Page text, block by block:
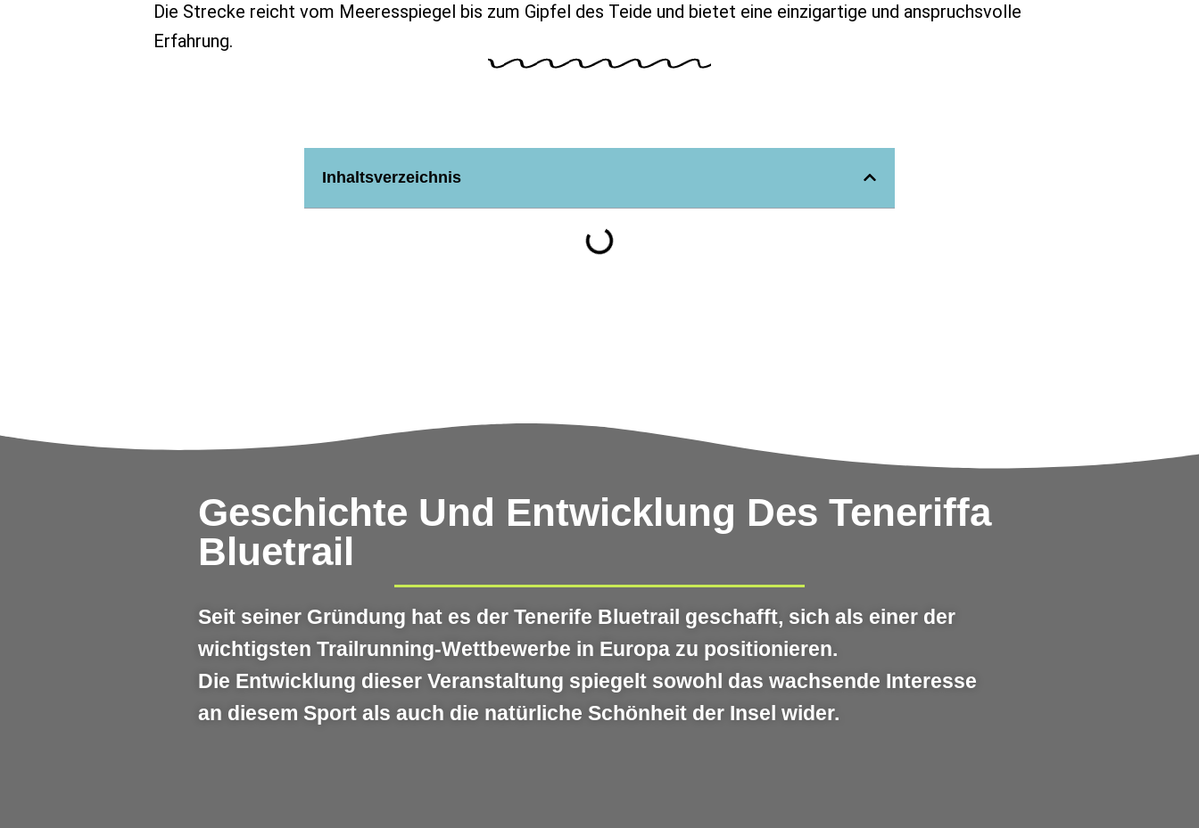
Die Strecke reicht vom Meeresspiegel bis zum Gipfel des Teide und bietet eine einzigartige und anspruchsvolle
Erfahrung.
Inhaltsverzeichnis
Geschichte Und Entwicklung Des Teneriffa
Bluetrail
Seit seiner Gründung hat es der Tenerife Bluetrail geschafft, sich als einer der
wichtigsten Trailrunning-Wettbewerbe in Europa zu positionieren.
Die Entwicklung dieser Veranstaltung spiegelt sowohl das wachsende Interesse
an diesem Sport als auch die natürliche Schönheit der Insel wider.